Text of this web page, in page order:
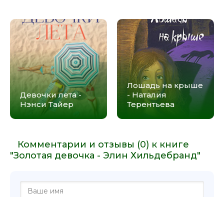
Девочки лета -
Нэнси Тайер
Лошадь на крыше
- Наталия
Терентьева
Комментарии и отзывы (0) к книге
"Золотая девочка - Элин Хильдебранд"